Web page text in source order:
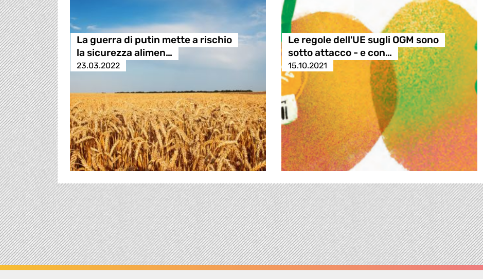
La guerra di putin mette a rischio
la sicurezza alimen…
23.03.2022
Le regole dell'UE sugli OGM sono
sotto attacco - e con…
15.10.2021